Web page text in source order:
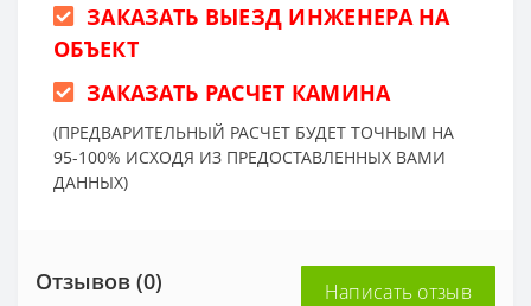
ЗАКАЗАТЬ ВЫЕЗД ИНЖЕНЕРА НА
ОБЪЕКТ
ЗАКАЗАТЬ РАСЧЕТ КАМИНА
(ПРЕДВАРИТЕЛЬНЫЙ РАСЧЕТ БУДЕТ ТОЧНЫМ НА
95-100% ИСХОДЯ ИЗ ПРЕДОСТАВЛЕННЫХ ВАМИ
ДАННЫХ)
Отзывов (0) Написать отзыв